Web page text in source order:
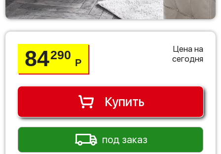
84290
Р
Цена на
сегодня
Купить
под заказ